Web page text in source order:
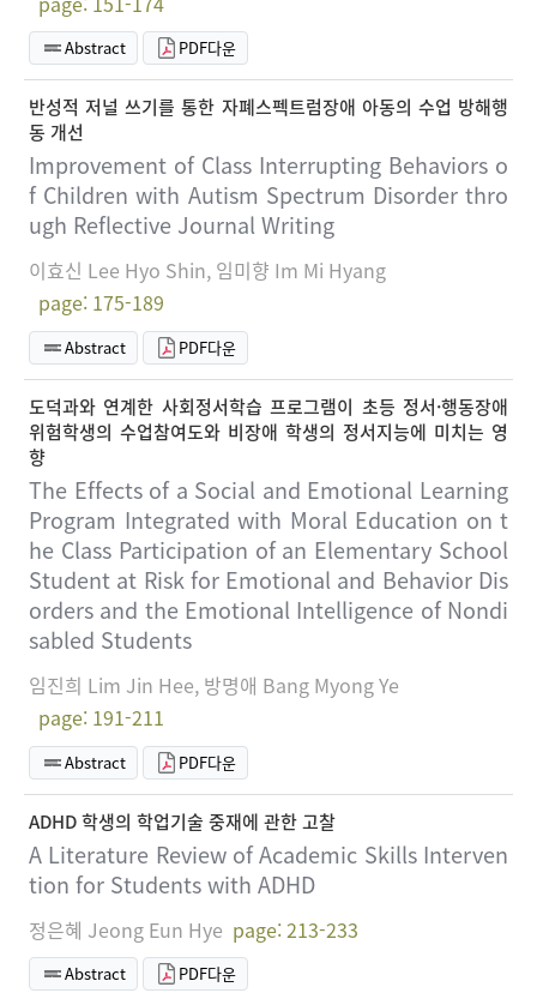
Abstract PDF다운
반성적 저널 쓰기를 통한 자폐스펙트럼장애 아동의 수업 방해행
동 개선
Improvement of Class Interrupting Behaviors o
f Children with Autism Spectrum Disorder thro
ugh Reflective Journal Writing
이효신 Lee Hyo Shin, 임미향 Im Mi Hyang
page: 175-189
Abstract PDF다운
도덕과와 연계한 사회정서학습 프로그램이 초등 정서·행동장애
위험학생의 수업참여도와 비장애 학생의 정서지능에 미치는 영
향
The Effects of a Social and Emotional Learning
Program Integrated with Moral Education on t
he Class Participation of an Elementary School
Student at Risk for Emotional and Behavior Dis
orders and the Emotional Intelligence of Nondi
sabled Students
임진희 Lim Jin Hee, 방명애 Bang Myong Ye
page: 191-211
Abstract PDF다운
ADHD 학생의 학업기술 중재에 관한 고찰
A Literature Review of Academic Skills Interven
tion for Students with ADHD
정은혜 Jeong Eun Hye page: 213-233
Abstract PDF다운